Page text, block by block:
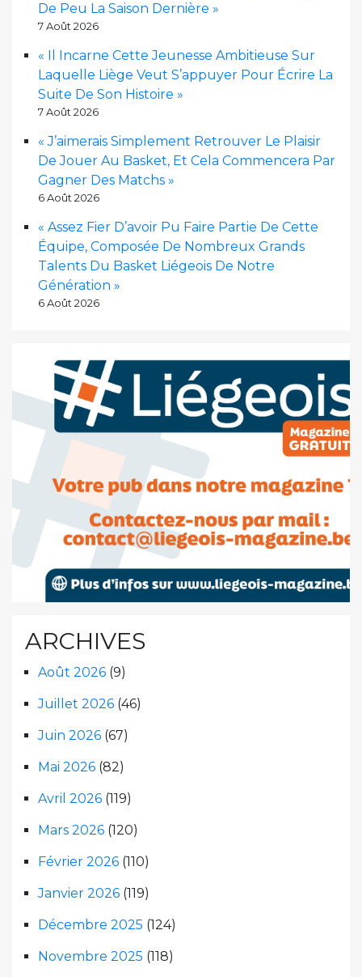
De Peu La Saison Dernière »
7 Août 2026
« Il Incarne Cette Jeunesse Ambitieuse Sur
Laquelle Liège Veut S’appuyer Pour Écrire La
Suite De Son Histoire »
7 Août 2026
« J’aimerais Simplement Retrouver Le Plaisir
De Jouer Au Basket, Et Cela Commencera Par
Gagner Des Matchs »
6 Août 2026
« Assez Fier D’avoir Pu Faire Partie De Cette
Équipe, Composée De Nombreux Grands
Talents Du Basket Liégeois De Notre
Génération »
6 Août 2026
ARCHIVES
Août 2026 (9)
Juillet 2026 (46)
Juin 2026 (67)
Mai 2026 (82)
Avril 2026 (119)
Mars 2026 (120)
Février 2026 (110)
Janvier 2026 (119)
Décembre 2025 (124)
Novembre 2025 (118)